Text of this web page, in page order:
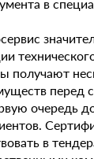
в
получают
перед
очередь
в